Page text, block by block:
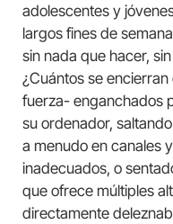
adolescentes y
largos fines de
sin nada que hacer,
¿Cuántos se
fuerza- enganchados
su ordenador,
a menudo en canales
inadecuados, o
que ofrece múltiples
directamente